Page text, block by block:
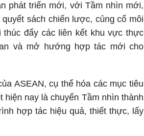
phát triển mới, với Tầm nhìn mới,
sách chiến lược, củng cố môi
đẩy các liên kết khu vực thực
và mở hướng hợp tác mới cho
ASEAN, cụ thể hóa các mục tiêu
hiện nay là chuyển Tầm nhìn thành
hợp tác hiệu quả, thiết thực, lấy